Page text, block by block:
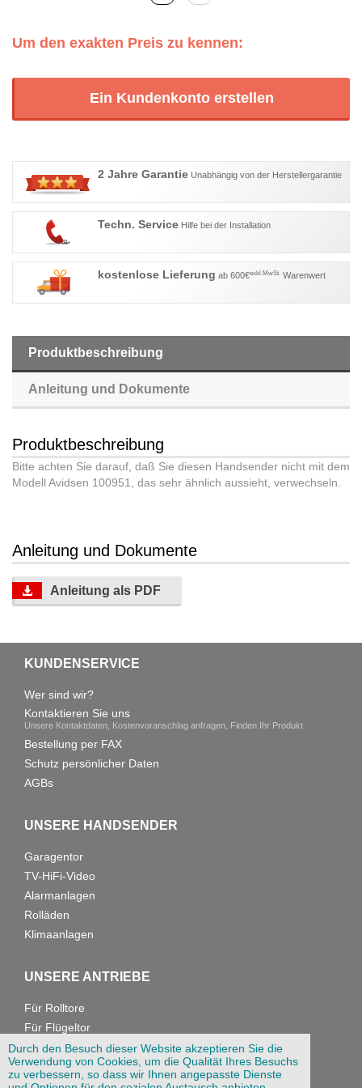
Durch den Besuch dieser Website akzeptieren Sie die
Verwendung von Cookies, um die Qualität Ihres Besuchs
zu verbessern, so dass wir Ihnen angepasste Dienste
Um den exakten Preis zu kennen:
Ein Kundenkonto erstellen
2 Jahre Garantie Unabhängig von der Herstellergarantie
Techn. Service Hilfe bei der Installation
kostenlose Lieferung ab 600€exkl.MwSt. Warenwert
Produktbeschreibung
Anleitung und Dokumente
Produktbeschreibung
Bitte achten Sie darauf, daß Sie diesen Handsender nicht mit dem
Modell Avidsen 100951, das sehr ähnlich aussieht, verwechseln.
Anleitung und Dokumente
Anleitung als PDF
KUNDENSERVICE
Wer sind wir?
Kontaktieren Sie uns
Unsere Kontaktdaten, Kostenvoranschlag anfragen, Finden Ihr Produkt
Bestellung per FAX
Schutz persönlicher Daten
AGBs
UNSERE HANDSENDER
Garagentor
TV-HiFi-Video
Alarmanlagen
Rolläden
Klimaanlagen
UNSERE ANTRIEBE
Für Rolltore
Für Flügeltor
Für Garagentore